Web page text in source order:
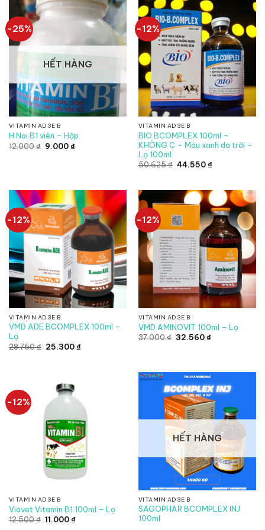
-25%
HẾT HÀNG
VITAMIN AD3E B
H.Noi B1 viên – Hộp
12.000₫ Giá
gốc
9.000₫Giá
hiện
-12%
VITAMIN AD3E B
BIO BCOMPLEX 100ml –
KHÔNG C – Màu xanh da trời –
Lọ 100ml
50.625₫ Giá
44.550₫Giá
44.550 ₫.
-12%
VITAMIN AD3E B
VMD ADE BCOMPLEX 100ml –
Lọ
28.750₫ Giá
25.300₫Giá
-12%
VITAMIN AD3E B
VMD AMINOVIT 100ml – Lọ
37.000₫ Giá
32.560₫Giá
-12%
VITAMIN AD3E B
Viavet Vitamin B1 100ml – Lọ
12.500₫ Giá
11.000₫Giá
HẾT HÀNG
VITAMIN AD3E B
SAGOPHAR BCOMPLEX INJ
100ml